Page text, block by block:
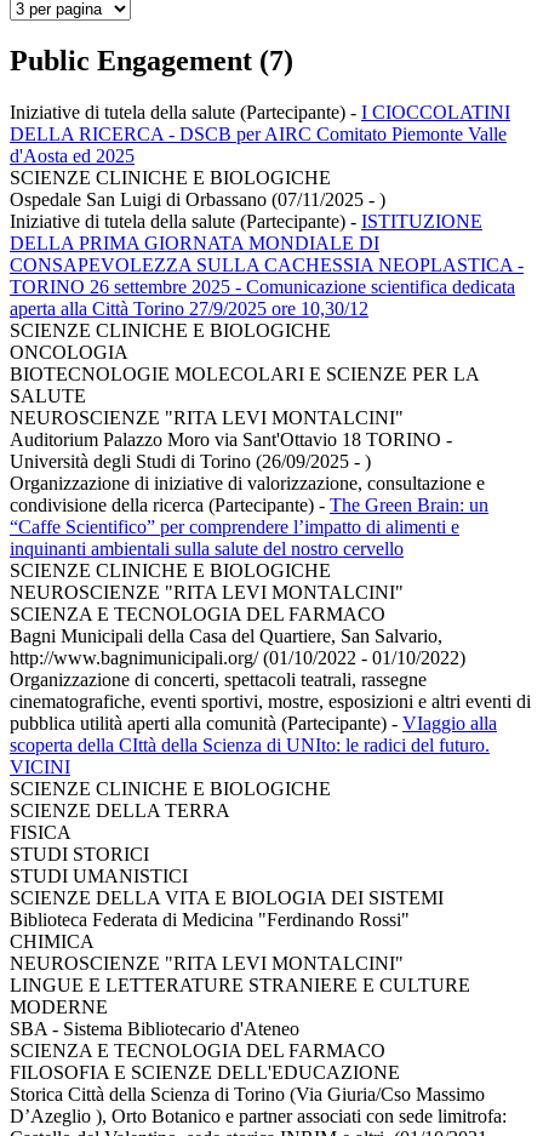
Public Engagement (7)
Iniziative di tutela della salute (Partecipante) - I CIOCCOLATINI
DELLA RICERCA - DSCB per AIRC Comitato Piemonte Valle
d'Aosta ed 2025
SCIENZE CLINICHE E BIOLOGICHE
Ospedale San Luigi di Orbassano (07/11/2025 - )
Iniziative di tutela della salute (Partecipante) - ISTITUZIONE
DELLA PRIMA GIORNATA MONDIALE DI
CONSAPEVOLEZZA SULLA CACHESSIA NEOPLASTICA -
TORINO 26 settembre 2025 - Comunicazione scientifica dedicata
aperta alla Città Torino 27/9/2025 ore 10,30/12
SCIENZE CLINICHE E BIOLOGICHE
ONCOLOGIA
BIOTECNOLOGIE MOLECOLARI E SCIENZE PER LA
SALUTE
NEUROSCIENZE "RITA LEVI MONTALCINI"
Auditorium Palazzo Moro via Sant'Ottavio 18 TORINO -
Università degli Studi di Torino (26/09/2025 - )
Organizzazione di iniziative di valorizzazione, consultazione e
condivisione della ricerca (Partecipante) - The Green Brain: un
“Caffe Scientifico” per comprendere l’impatto di alimenti e
inquinanti ambientali sulla salute del nostro cervello
SCIENZE CLINICHE E BIOLOGICHE
NEUROSCIENZE "RITA LEVI MONTALCINI"
SCIENZA E TECNOLOGIA DEL FARMACO
Bagni Municipali della Casa del Quartiere, San Salvario,
http://www.bagnimunicipali.org/ (01/10/2022 - 01/10/2022)
Organizzazione di concerti, spettacoli teatrali, rassegne
cinematografiche, eventi sportivi, mostre, esposizioni e altri eventi di
pubblica utilità aperti alla comunità (Partecipante) - VIaggio alla
scoperta della CIttà della Scienza di UNIto: le radici del futuro.
VICINI
SCIENZE CLINICHE E BIOLOGICHE
SCIENZE DELLA TERRA
FISICA
STUDI STORICI
STUDI UMANISTICI
SCIENZE DELLA VITA E BIOLOGIA DEI SISTEMI
Biblioteca Federata di Medicina "Ferdinando Rossi"
CHIMICA
NEUROSCIENZE "RITA LEVI MONTALCINI"
LINGUE E LETTERATURE STRANIERE E CULTURE
MODERNE
SBA - Sistema Bibliotecario d'Ateneo
SCIENZA E TECNOLOGIA DEL FARMACO
FILOSOFIA E SCIENZE DELL'EDUCAZIONE
Storica Città della Scienza di Torino (Via Giuria/Cso Massimo
D’Azeglio ), Orto Botanico e partner associati con sede limitrofa: